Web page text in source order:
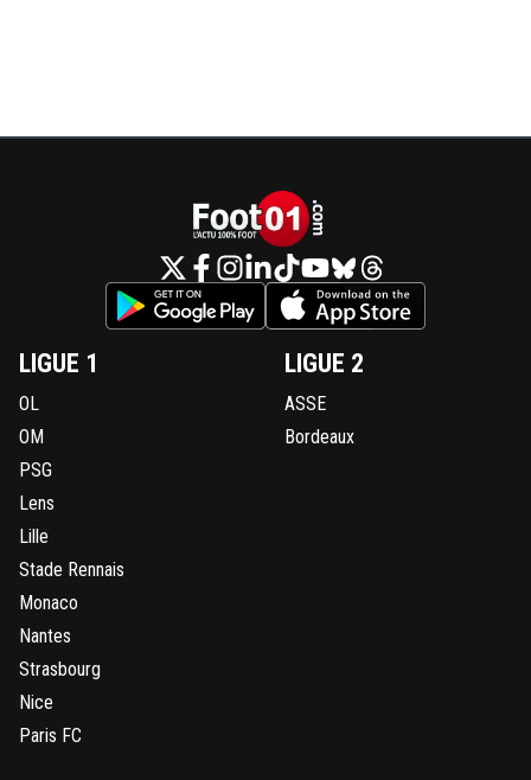
LIGUE 1
OL
OM
PSG
Lens
Lille
Stade Rennais
Monaco
Nantes
Strasbourg
Nice
Paris FC
LIGUE 2
ASSE
Bordeaux